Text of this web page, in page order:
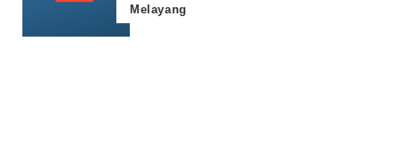
Melayang